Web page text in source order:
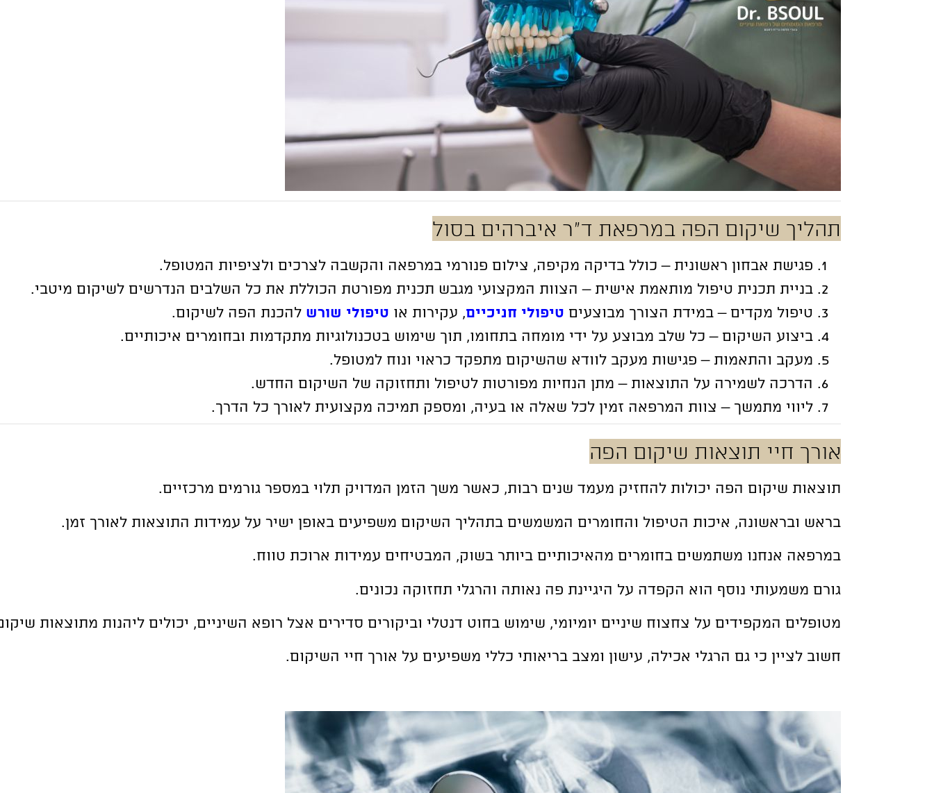
תהליך שיקום הפה במרפאת ד”ר איברהים בסול
פגישת אבחון ראשונית – כולל בדיקה מקיפה, צילום פנורמי במרפאה והקשבה לצרכים ולציפיות המטופל.
בניית תכנית טיפול מותאמת אישית – הצוות המקצועי מגבש תכנית מפורטת הכוללת את כל השלבים הנדרשים לשיקום מיטבי.
טיפול מקדים – במידת הצורך מבוצעים טיפולי חניכיים, עקירות או טיפולי שורש להכנת הפה לשיקום.
ביצוע השיקום – כל שלב מבוצע על ידי מומחה בתחומו, תוך שימוש בטכנולוגיות מתקדמות ובחומרים איכותיים.
מעקב והתאמות – פגישות מעקב לוודא שהשיקום מתפקד כראוי ונוח למטופל.
הדרכה לשמירה על התוצאות – מתן הנחיות מפורטות לטיפול ותחזוקה של השיקום החדש.
ליווי מתמשך – צוות המרפאה זמין לכל שאלה או בעיה, ומספק תמיכה מקצועית לאורך כל הדרך.
אורך חיי תוצאות שיקום הפה
תוצאות שיקום הפה יכולות להחזיק מעמד שנים רבות, כאשר משך הזמן המדויק תלוי במספר גורמים מרכזיים.
בראש ובראשונה, איכות הטיפול והחומרים המשמשים בתהליך השיקום משפיעים באופן ישיר על עמידות התוצאות לאורך זמן.
במרפאה אנחנו משתמשים בחומרים מהאיכותיים ביותר בשוק, המבטיחים עמידות ארוכת טווח.
גורם משמעותי נוסף הוא הקפדה על היגיינת פה נאותה והרגלי תחזוקה נכונים.
מטופלים המקפידים על צחצוח שיניים יומיומי, שימוש בחוט דנטלי וביקורים סדירים אצל רופא השיניים, יכולים ליהנות מתוצאות שיקום הפה למשך 10-15
חשוב לציין כי גם הרגלי אכילה, עישון ומצב בריאותי כללי משפיעים על אורך חיי השיקום.